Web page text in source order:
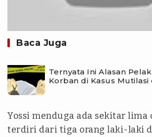
Baca Juga
Ternyata Ini Alasan
Korban di Kasus
Yossi menduga ada sekitar lima
terdiri dari tiga orang laki-laki